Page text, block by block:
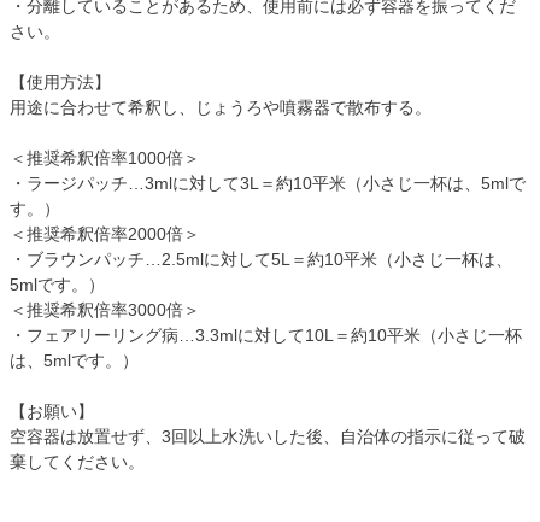
・分離していることがあるため、使用前には必ず容器を振ってくだ
さい。
【使用方法】
用途に合わせて希釈し、じょうろや噴霧器で散布する。
＜推奨希釈倍率1000倍＞
・ラージパッチ…3mlに対して3L＝約10平米（小さじ一杯は、5mlで
す。）
＜推奨希釈倍率2000倍＞
・ブラウンパッチ…2.5mlに対して5L＝約10平米（小さじ一杯は、
5mlです。）
＜推奨希釈倍率3000倍＞
・フェアリーリング病…3.3mlに対して10L＝約10平米（小さじ一杯
は、5mlです。）
【お願い】
空容器は放置せず、3回以上水洗いした後、自治体の指示に従って破
棄してください。